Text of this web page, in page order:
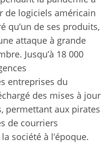
de logiciels américain
qu’un de ses produits,
attaque à grande
Jusqu’à 18 000
entreprises du
des mises à jour
permettant aux pirates
de courriers
société à l’époque.